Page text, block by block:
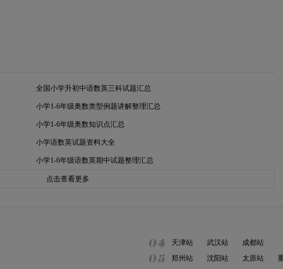
全国小学升初中语数英三科试题汇总
小学1-6年级奥数类型例题讲解整理汇总
小学1-6年级奥数知识点汇总
小学语数英试题资料大全
小学1-6年级语数英期中试题整理汇总
点击查看更多
天津站 武汉站
成都站
郑州站 沈阳站 太原站